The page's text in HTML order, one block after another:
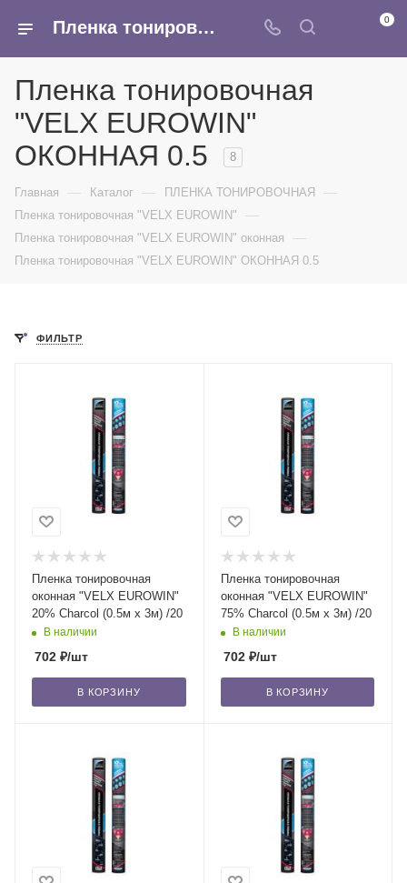
Пленка тонировочная оконная VELX EUROWIN треугольник - купить оптом в интернет-магазине Армина 0
Пленка тонировочная
"VELX EUROWIN"
ОКОННАЯ 0.5
8
Главная — Каталог — ПЛЕНКА ТОНИРОВОЧНАЯ —
Пленка тонировочная "VELX EUROWIN" —
Пленка тонировочная "VELX EUROWIN" оконная —
Пленка тонировочная "VELX EUROWIN" ОКОННАЯ 0.5
ФИЛЬТР
Пленка тонировочная
оконная "VELX EUROWIN"
20% Сharcol (0.5м х 3м) /20
В наличии
702 ₽/шт
В КОРЗИНУ
Пленка тонировочная
оконная "VELX EUROWIN"
75% Сharcol (0.5м х 3м) /20
В наличии
702₽/шт
В КОРЗИНУ